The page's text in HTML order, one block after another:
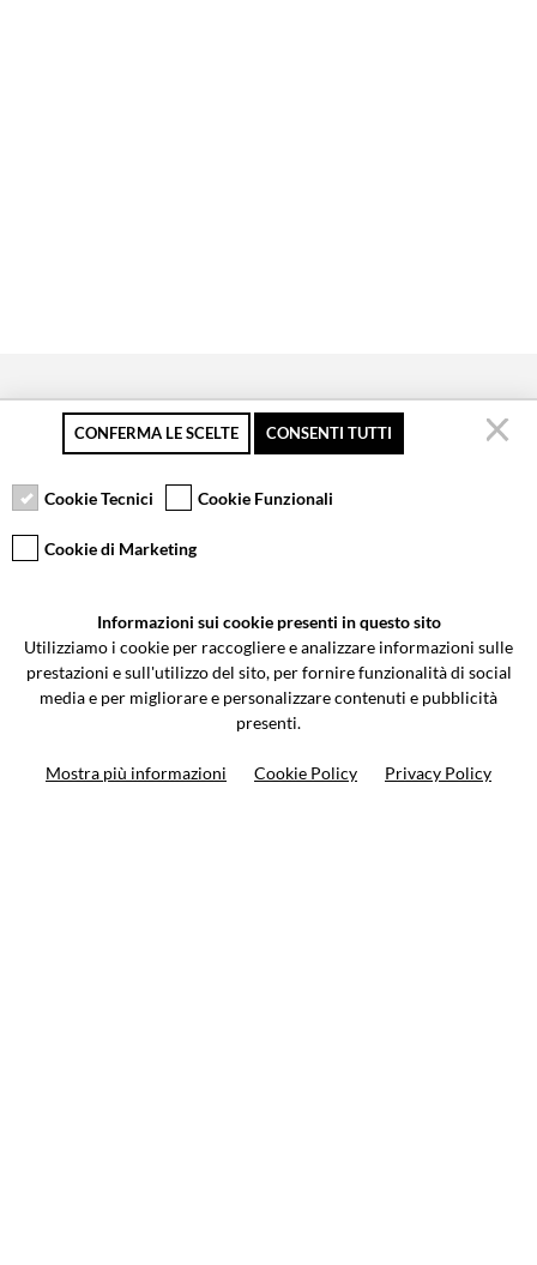
Pagamento sicuro
Resi gratuiti fino a 30
Servizio clienti
Via Galileo Galilei 5 | Verano Brianza (MB) 20843 | ITALY
0362-805407-info@valtermoto.com
CONFERMA LE SCELTE CONSENTI TUTTI
Cookie Tecnici Cookie Funzionali
Cookie di Marketing
Informazioni sui cookie presenti in questo sito
Utilizziamo i cookie per raccogliere e analizzare informazioni sulle
prestazioni e sull'utilizzo del sito, per fornire funzionalità di social
media e per migliorare e personalizzare contenuti e pubblicità
presenti.
Mostra più informazioni Cookie Policy Privacy Policy